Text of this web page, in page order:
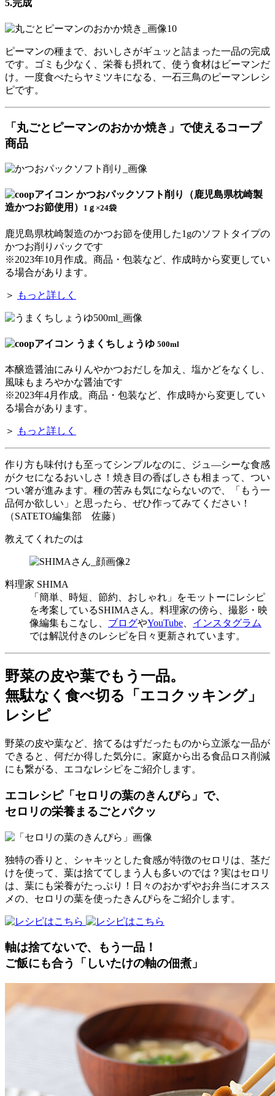
5.完成
ピーマンの種まで、おいしさがギュッと詰まった一品の完成
です。ゴミも少なく、栄養も摂れて、使う食材はビーマンだ
け。一度食べたらヤミツキになる、一石三鳥のピーマンレシ
ピです。
「丸ごとピーマンのおかか焼き」で使えるコープ
商品
かつおパックソフト削り（鹿児島県枕崎製
造かつお節使用）
1ｇ×24袋
鹿児島県枕崎製造のかつお節を使用した1gのソフトタイプの
かつお削りパックです
※2023年10月作成。商品・包装など、作成時から変更してい
る場合があります。
＞ もっと詳しく
うまくちしょうゆ 500ml
本醸造醤油にみりんやかつおだしを加え、塩かどをなくし、
風味もまろやかな醤油です
※2023年4月作成。商品・包装など、作成時から変更してい
る場合があります。
＞ もっと詳しく
作り方も味付けも至ってシンプルなのに、ジュ―シーな食感
がクセになるおいしさ！焼き目の香ばしさも相まって、つい
つい箸が進みます。種の苦みも気にならないので、「もう一
品何か欲しい」と思ったら、ぜひ作ってみてください！
（SATETO編集部 佐藤）
教えてくれたのは
料理家 SHIMA
「簡単、時短、節約、おしゃれ」をモットーにレシピ
を考案しているSHIMAさん。料理家の傍ら、撮影・映
像編集もこなし、 ブログやYouTube
インスタグラム
では解説付きのレシピを日々更新されています。
野菜の皮や葉でもう一品。
無駄なく食べ切る「エコクッキング」
レシピ
野菜の皮や葉など、捨てるはずだったものから立派な一品が
できると、何だか得した気分に。家庭から出る食品ロス削減
にも繋がる、エコなレシピをご紹介します。
エコレシピ「セロリの葉のきんぴら」で、
セロリの栄養まるごとパクッ
独特の香りと、シャキッとした食感が特徴のセロリは、茎だ
けを使って、葉は捨ててしまう人も多いのでは？実はセロリ
は、葉にも栄養がたっぷり！日々のおかずやお弁当にオスス
メの、セロリの葉を使ったきんぴらをご紹介します。
軸は捨てないで、もう一品！
ご飯にも合う「しいたけの軸の佃煮」